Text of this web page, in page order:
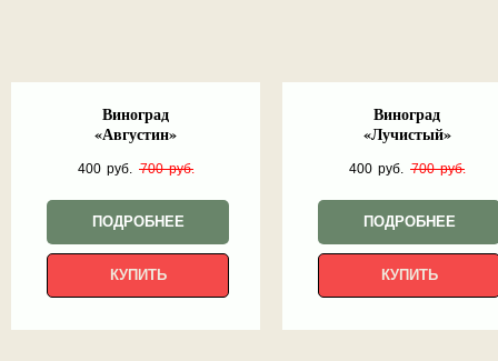
Виноград
«Августин»
400 руб. 700 руб.
ПОДРОБНЕЕ
КУПИТЬ
Виноград
«Лучистый»
400 руб. 700 руб.
ПОДРОБНЕЕ
КУПИТЬ